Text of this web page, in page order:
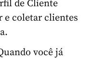
de Cliente
e coletar clientes
você já